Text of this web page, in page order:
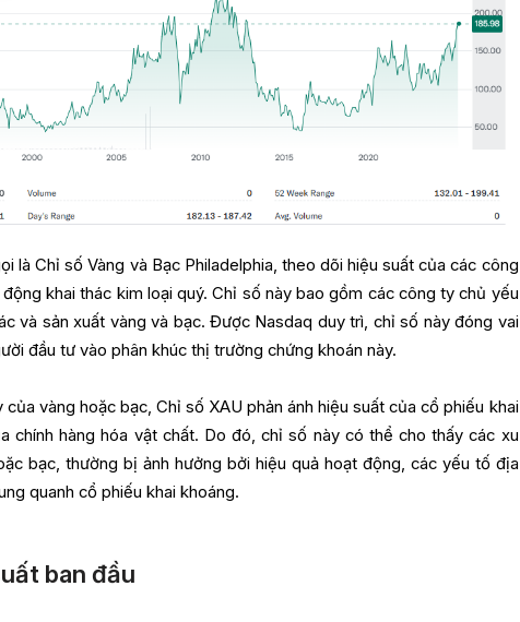
là Chỉ số Vàng và Bạc Philadelphia, theo dõi hiệu suất của các công
khai thác kim loại quý. Chỉ số này bao gồm các công ty chủ yếu
và sản xuất vàng và bạc. Được Nasdaq duy trì, chỉ số này đóng vai
đầu tư vào phân khúc thị trường chứng khoán này.
vàng hoặc bạc, Chỉ số XAU phản ánh hiệu suất của cổ phiếu khai
chính hàng hóa vật chất. Do đó, chỉ số này có thể cho thấy các xu
bạc, thường bị ảnh hưởng bởi hiệu quả hoạt động, các yếu tố địa
quanh cổ phiếu khai khoáng.
ban đầu